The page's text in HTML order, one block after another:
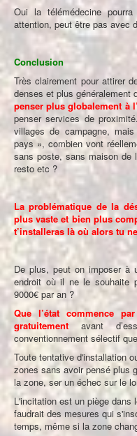
Oui la télémédecine
attention, peut être pas avec
Conclusion
Très clairement pour attirer
denses et plus généralement
penser plus globalement à
penser services de
villages de campagne,
pays », combien vont
sans poste, sans maison
resto etc ?
La problématique de la
plus vaste et bien plus
t’installeras là où alors tu
De plus, peut on imposer à
endroit où il ne le souhaite
9000€ par an ?
Que l’état commence
gratuitement avant
conventionnement sélectif
Toute tentative d'installation
zones sans avoir pensé plus
la zone, ser un échec sur le
L'incitation est un piège
faudrait des mesures qui
temps, même si la zone